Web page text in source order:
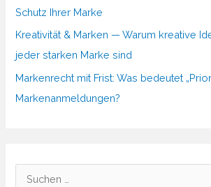
Schutz Ihrer Marke
Kreativität & Marken — Warum kreative
jeder starken Marke sind
Markenrecht mit Frist: Was bedeutet
Markenanmeldungen?